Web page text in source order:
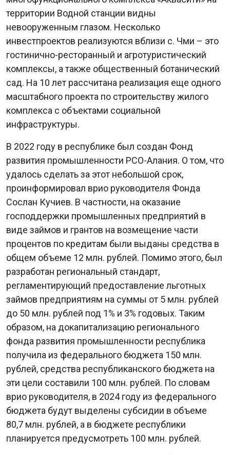
территории Водной станции видны
невооруженным глазом. Несколько
инвестпроектов реализуются вблизи с. Чми – это
гостинично-ресторанный и агротуристический
комплексы, а также общественный ботанический
сад. На 10 лет рассчитана реализация еще одного
масштабного проекта по строительству жилого
комплекса с объектами социальной
инфраструктуры.
В 2022 году в республике был создан Фонд
развития промышленности РСО-Алания. О том, что
удалось сделать за этот небольшой срок,
проинформировал врио руководителя Фонда
Сослан Кучиев. В частности, на оказание
господдержки промышленных предприятий в
виде займов и грантов на возмещение части
процентов по кредитам были выданы средства в
общем объеме 12 млн. рублей. Помимо этого, был
разработан региональный стандарт,
регламентирующий предоставление льготных
займов предприятиям на суммы от 5 млн. рублей
до 50 млн. рублей под 1% и 3% годовых. Таким
образом, на докапитализацию регионального
фонда развития промышленности республика
получила из федерального бюджета 150 млн.
рублей, средства республиканского бюджета на
эти цели составили 100 млн. рублей. По словам
врио руководителя, в 2024 году из федерального
бюджета будут выделены субсидии в объеме
80,7 млн. рублей, а в бюджете республики
планируется предусмотреть 100 млн. рублей.